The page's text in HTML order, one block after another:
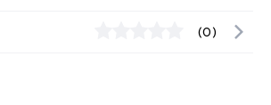
(0)